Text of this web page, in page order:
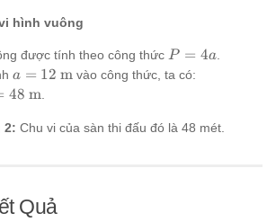
hình vuông
được tính theo công thức P
=
P = 4a.
a = 12
\text{
a = 12 m vào công thức, ta có:
48 m.
2: Chu vi của sàn thi đấu đó là 48 mét.
Quả